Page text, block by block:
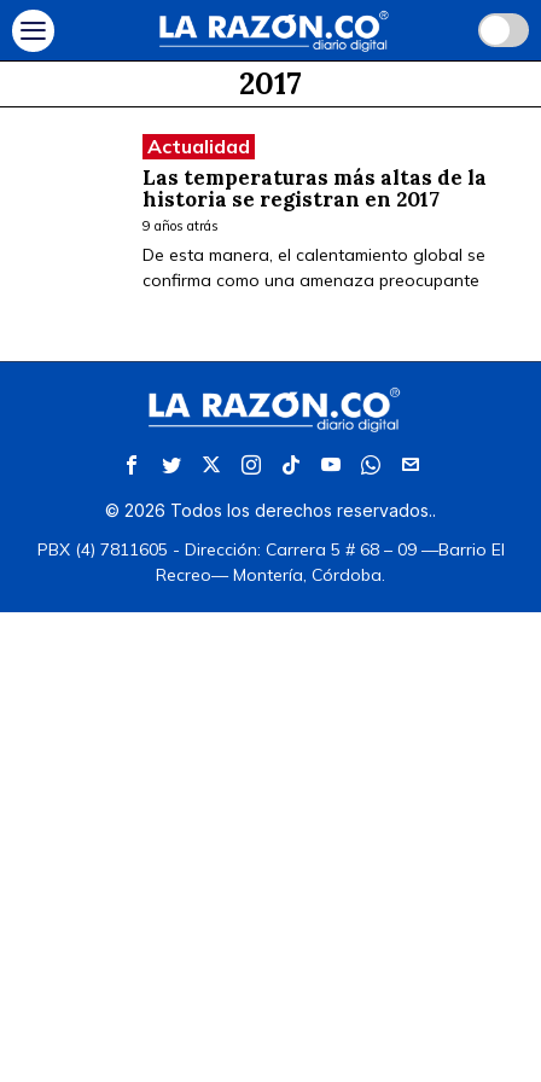
2017
Actualidad
Las temperaturas más altas de la
historia se registran en 2017
9 años atrás
De esta manera, el calentamiento global se
confirma como una amenaza preocupante
© 2026 Todos los derechos reservados..
PBX (4) 7811605 - Dirección: Carrera 5 # 68 – 09 —Barrio El
Recreo— Montería, Córdoba.